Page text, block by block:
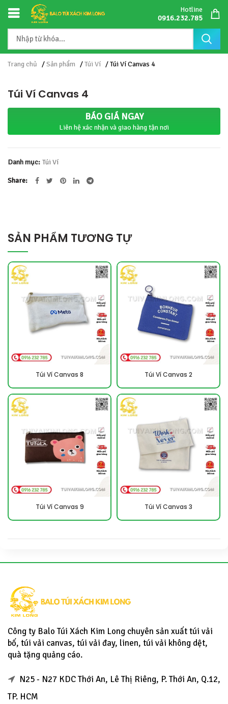
Hotline
0916.232.785
Trang chủ /Sản phẩm /Túi Ví / Túi Ví Canvas 4
Túi Ví Canvas 4
BÁO GIÁ NGAY
Liên hệ xác nhận và giao hàng tận nơi
Danh mục: Túi Ví
Share
SẢN PHẨM TƯƠNG TỰ
Túi Ví Canvas 8 Túi Ví Canvas 2
Túi Ví Canvas 9 Túi Ví Canvas 3
Công ty Balo Túi Xách Kim Long chuyên sản xuất túi vải
bố, túi vải canvas, túi vải đay, linen, túi vải không dệt,
quà tặng quảng cáo.
N25 - N27 KDC Thới An, Lê Thị Riêng, P. Thới An, Q.12,
TP. HCM